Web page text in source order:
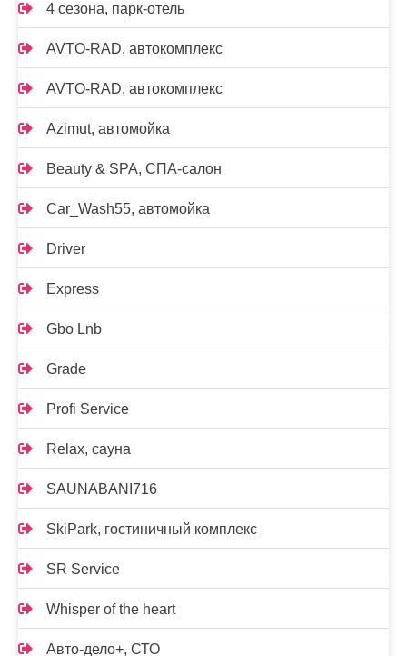
4 сезона, парк-отель
AVTO-RAD, автокомплекс
AVTO-RAD, автокомплекс
Azimut, автомойка
Beauty & SPA, СПА-салон
Car_Wash55, автомойка
Driver
Express
Gbo Lnb
Grade
Profi Service
Relax, сауна
SAUNABANI716
SkiPark, гостиничный комплекс
SR Service
Whisper of the heart
Авто-дело+, СТО